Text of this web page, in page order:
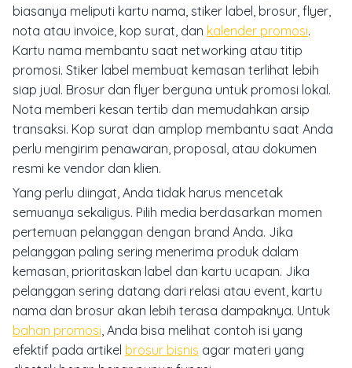
biasanya meliputi kartu nama, stiker label, brosur, flyer,
nota atau invoice, kop surat, dan kalender promosi.
Kartu nama membantu saat networking atau titip
promosi. Stiker label membuat kemasan terlihat lebih
siap jual. Brosur dan flyer berguna untuk promosi lokal.
Nota memberi kesan tertib dan memudahkan arsip
transaksi. Kop surat dan amplop membantu saat Anda
perlu mengirim penawaran, proposal, atau dokumen
resmi ke vendor dan klien.
Yang perlu diingat, Anda tidak harus mencetak
semuanya sekaligus. Pilih media berdasarkan momen
pertemuan pelanggan dengan brand Anda. Jika
pelanggan paling sering menerima produk dalam
kemasan, prioritaskan label dan kartu ucapan. Jika
pelanggan sering datang dari relasi atau event, kartu
nama dan brosur akan lebih terasa dampaknya. Untuk
bahan promosi, Anda bisa melihat contoh isi yang
efektif pada artikel brosur bisnis agar materi yang